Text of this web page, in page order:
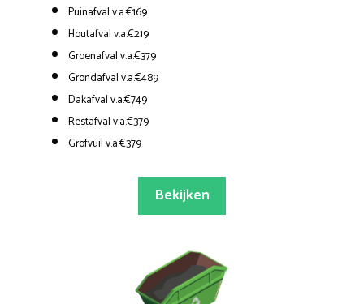
Puinafval v.a.€169
Houtafval v.a.€219
Groenafval v.a.€379
Grondafval v.a.€489
Dakafval v.a.€749
Restafval v.a.€379
Grofvuil v.a.€379
Bekijken